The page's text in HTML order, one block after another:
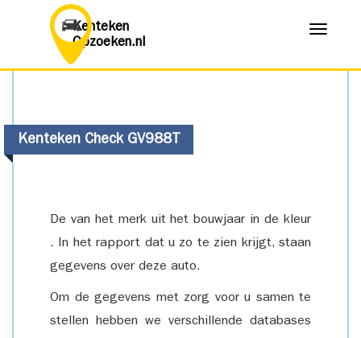
Kenteken
Opzoeken.nl
Menu
Kenteken Check GV988T
De van het merk uit het bouwjaar in de kleur
. In het rapport dat u zo te zien krijgt, staan
gegevens over deze auto.
Om de gegevens met zorg voor u samen te
stellen hebben we verschillende databases